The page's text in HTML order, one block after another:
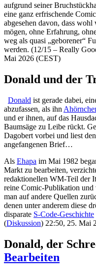
aufgrund seiner
eine ganz erfrischende
abgesehen davon, dass
mögen, ohne Erfahrung,
weg als quasi „geborener“
werden. (12/15 – Really
Mai 2026 (CEST)
Donald und der
Donald ist gerade dabei,
abzufassen, als ihn
und er ihnen, auf das
Baumsäge zu Leibe rückt.
Dagobert vorbei und liest
angefangenen Brief…
Als Ehapa im Mai 1982
Markt zu bearbeiten,
redaktionellen WM-Teil der
reine Comic-Publikation
man auf andere Quellen
denen unter anderem diese
disparate S-Code-Geschichte
(Diskussion) 22:50, 25. Mai
Donald, der
Bearbeiten